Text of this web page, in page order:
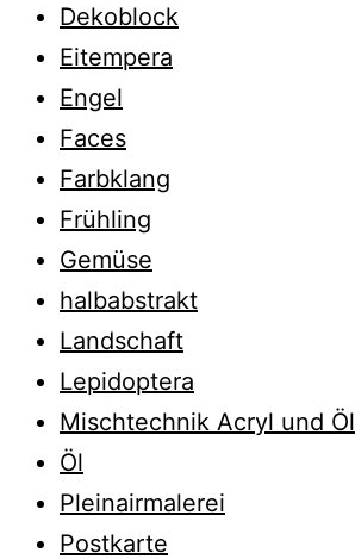
Dekoblock
Eitempera
Engel
Faces
Farbklang
Frühling
Gemüse
halbabstrakt
Landschaft
Lepidoptera
Mischtechnik Acryl und Öl
Öl
Pleinairmalerei
Postkarte